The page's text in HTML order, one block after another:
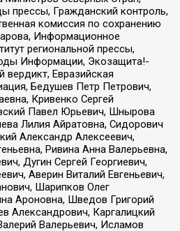
прессы, Гражданский контроль,
комиссия по сохранению
Информационное
региональной прессы,
Информации, Экозащита!-
Евразийская
Бедушев Петр Петрович,
Кривенко Сергей
Павел Юрьевич, Шнырова
Лилия Айратовна, Сидорович
Александр Алексеевич,
Ривина Анна Валерьевна,
Дугин Сергей Георгиевич,
Аверин Виталий Евгеньевич,
Шарипков Олег
Ароновна, Шведов Григорий
Александрович, Каргалицкий
Валерьевич, Исламов